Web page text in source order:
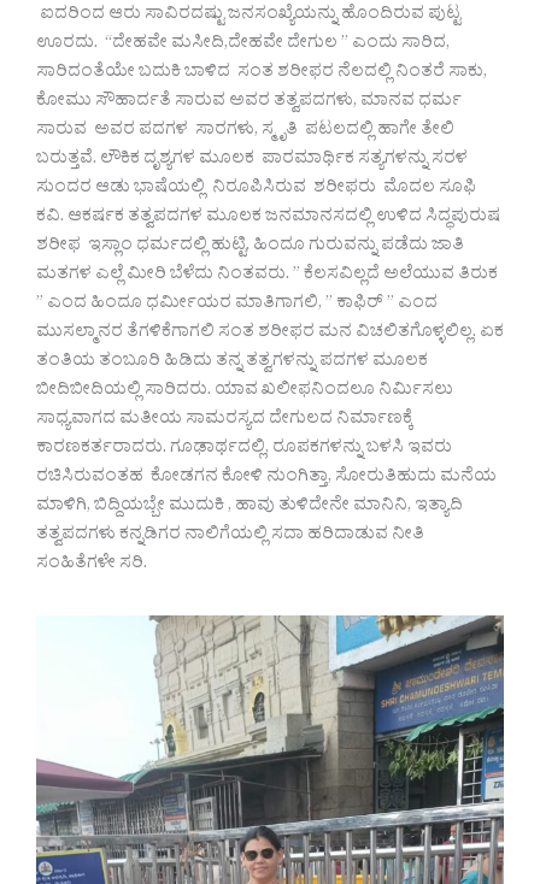
ಐದರಿಂದ ಆರು ಸಾವಿರದಷ್ಟು ಜನಸಂಖ್ಯೆಯನ್ನು ಹೊಂದಿರುವ ಪುಟ್ಟ
ಊರದು. “ದೇಹವೇ ಮಸೀದಿ,ದೇಹವೇ ದೇಗುಲ ” ಎಂದು ಸಾರಿದ,
ಸಾರಿದಂತೆಯೇ ಬದುಕಿ ಬಾಳಿದ ಸಂತ ಶರೀಫರ ನೆಲದಲ್ಲಿ ನಿಂತರೆ ಸಾಕು,
ಕೋಮು ಸೌಹಾರ್ದತೆ ಸಾರುವ ಅವರ ತತ್ವಪದಗಳು, ಮಾನವ ಧರ್ಮ
ಸಾರುವ ಅವರ ಪದಗಳ ಸಾರಗಳು, ಸ್ಮೃತಿ ಪಟಲದಲ್ಲಿ ಹಾಗೇ ತೇಲಿ
ಬರುತ್ತವೆ. ಲೌಕಿಕ ದೃಶ್ಯಗಳ ಮೂಲಕ ಪಾರಮಾರ್ಥಿಕ ಸತ್ಯಗಳನ್ನು ಸರಳ
ಸುಂದರ ಆಡು ಭಾಷೆಯಲ್ಲಿ ನಿರೂಪಿಸಿರುವ ಶರೀಫರು ಮೊದಲ ಸೂಫಿ
ಕವಿ. ಆಕರ್ಷಕ ತತ್ವಪದಗಳ ಮೂಲಕ ಜನಮಾನಸದಲ್ಲಿ ಉಳಿದ ಸಿದ್ಧಪುರುಷ
ಶರೀಫ ಇಸ್ಲಾಂ ಧರ್ಮದಲ್ಲಿ ಹುಟ್ಟಿ, ಹಿಂದೂ ಗುರುವನ್ನು ಪಡೆದು ಜಾತಿ
ಮತಗಳ ಎಲ್ಲೆ ಮೀರಿ ಬೆಳೆದು ನಿಂತವರು. ” ಕೆಲಸವಿಲ್ಲದೆ ಅಲೆಯುವ ತಿರುಕ
” ಎಂದ ಹಿಂದೂ ಧರ್ಮೀಯರ ಮಾತಿಗಾಗಲಿ, ” ಕಾಫಿರ್ ” ಎಂದ
ಮುಸಲ್ಮಾನರ ತೆಗಳಿಕೆಗಾಗಲಿ ಸಂತ ಶರೀಫರ ಮನ ವಿಚಲಿತಗೊಳ್ಳಲಿಲ್ಲ. ಏಕ
ತಂತಿಯ ತಂಬೂರಿ ಹಿಡಿದು ತನ್ನ ತತ್ವಗಳನ್ನು ಪದಗಳ ಮೂಲಕ
ಬೀದಿಬೀದಿಯಲ್ಲಿ ಸಾರಿದರು. ಯಾವ ಖಲೀಫನಿಂದಲೂ ನಿರ್ಮಿಸಲು
ಸಾಧ್ಯವಾಗದ ಮತೀಯ ಸಾಮರಸ್ಯದ ದೇಗುಲದ ನಿರ್ಮಾಣಕ್ಕೆ
ಕಾರಣಕರ್ತರಾದರು. ಗೂಢಾರ್ಥದಲ್ಲಿ, ರೂಪಕಗಳನ್ನು ಬಳಸಿ ಇವರು
ರಚಿಸಿರುವಂತಹ ಕೋಡಗನ ಕೋಳಿ ನುಂಗಿತ್ತಾ, ಸೋರುತಿಹುದು ಮನೆಯ
ಮಾಳಿಗಿ, ಬಿದ್ದಿಯಬ್ಬೇ ಮುದುಕಿ , ಹಾವು ತುಳಿದೇನೇ ಮಾನಿನಿ, ಇತ್ಯಾದಿ
ತತ್ವಪದಗಳು ಕನ್ನಡಿಗರ ನಾಲಿಗೆಯಲ್ಲಿ ಸದಾ ಹರಿದಾಡುವ ನೀತಿ
ಸಂಹಿತೆಗಳೇ ಸರಿ.